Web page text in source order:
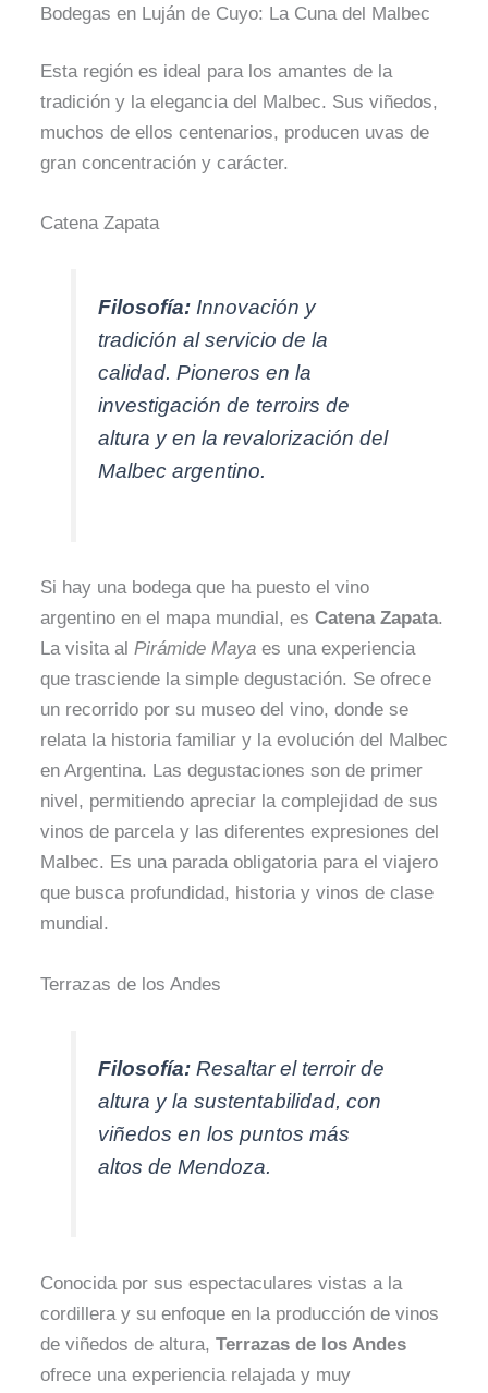
Bodegas en Luján de Cuyo: La Cuna del Malbec
Esta región es ideal para los amantes de la
tradición y la elegancia del Malbec. Sus viñedos,
muchos de ellos centenarios, producen uvas de
gran concentración y carácter.
Catena Zapata
Filosofía: Innovación y
tradición al servicio de la
calidad. Pioneros en la
investigación de terroirs de
altura y en la revalorización del
Malbec argentino.
Si hay una bodega que ha puesto el vino
argentino en el mapa mundial, es Catena Zapata.
La visita al Pirámide Maya es una experiencia
que trasciende la simple degustación. Se ofrece
un recorrido por su museo del vino, donde se
relata la historia familiar y la evolución del Malbec
en Argentina. Las degustaciones son de primer
nivel, permitiendo apreciar la complejidad de sus
vinos de parcela y las diferentes expresiones del
Malbec. Es una parada obligatoria para el viajero
que busca profundidad, historia y vinos de clase
mundial.
Terrazas de los Andes
Filosofía: Resaltar el terroir de
altura y la sustentabilidad, con
viñedos en los puntos más
altos de Mendoza.
Conocida por sus espectaculares vistas a la
cordillera y su enfoque en la producción de vinos
de viñedos de altura, Terrazas de los Andes
ofrece una experiencia relajada y muy